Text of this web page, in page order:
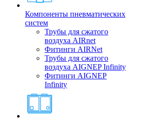
Компоненты пневматических
систем
Трубы для сжатого
воздуха AIRnet
Фитинги AIRNet
Трубы для сжатого
воздуха AIGNEP Infinity
Фитинги AIGNEP
Infinity